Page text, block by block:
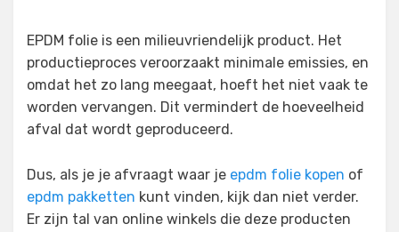
EPDM folie is een milieuvriendelijk product. Het
productieproces veroorzaakt minimale emissies, en
omdat het zo lang meegaat, hoeft het niet vaak te
worden vervangen. Dit vermindert de hoeveelheid
afval dat wordt geproduceerd.
Dus, als je je afvraagt waar je epdm folie kopen of
epdm pakketten kunt vinden, kijk dan niet verder.
Er zijn tal van online winkels die deze producten